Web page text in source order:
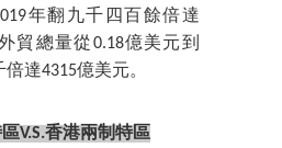
年翻九千四百餘倍達
貿總量從0.18億美元到
達4315億美元。
V.S.香港兩制特區